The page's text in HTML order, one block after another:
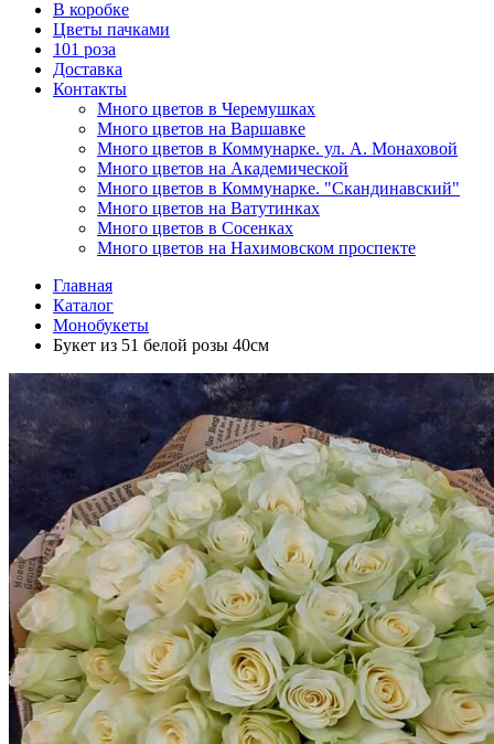
В коробке
Цветы пачками
101 роза
Доставка
Контакты
Много цветов в Черемушках
Много цветов на Варшавке
Много цветов в Коммунарке. ул. А. Монаховой
Много цветов на Академической
Много цветов в Коммунарке. "Скандинавский"
Много цветов на Ватутинках
Много цветов в Сосенках
Много цветов на Нахимовском проспекте
Главная
Каталог
Монобукеты
Букет из 51 белой розы 40см